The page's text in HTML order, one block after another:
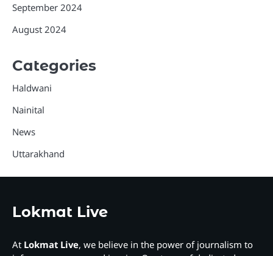
September 2024
August 2024
Categories
Haldwani
Nainital
News
Uttarakhand
Lokmat Live
At Lokmat Live, we believe in the power of journalism to